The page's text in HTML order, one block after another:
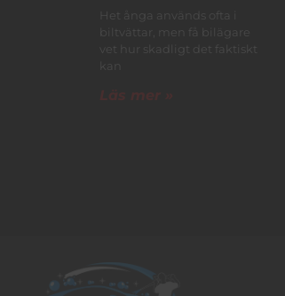
Het ånga används ofta i
biltvättar, men få bilägare
vet hur skadligt det faktiskt
kan
Läs mer »